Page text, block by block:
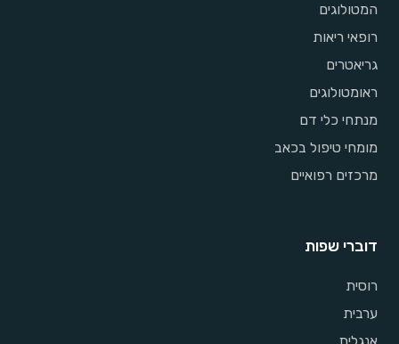
המטולוגים
רופאי ריאות
גריאטרים
ראומטולוגים
מנתחי כלי דם
מומחי טיפול בכאב
מרכזים רפואיים
דוברי שפות
רוסית
ערבית